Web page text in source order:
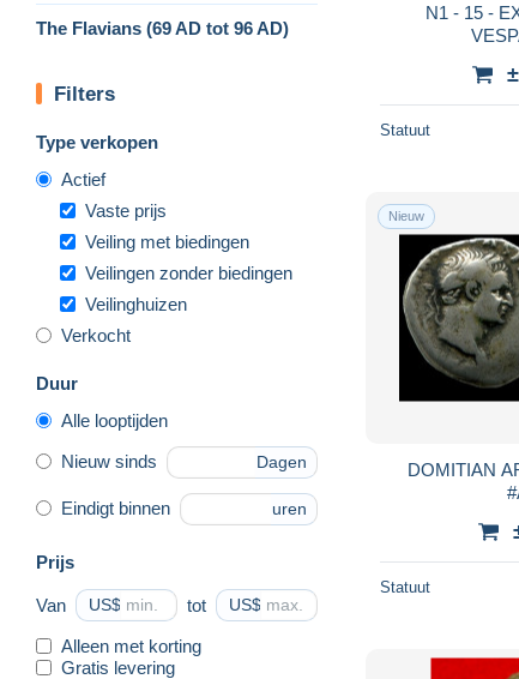
The Flavians (69 AD tot 96 AD)
Filters
Type verkopen
Actief
Vaste prijs
Veiling met biedingen
Veilingen zonder biedingen
Veilinghuizen
Verkocht
Duur
Alle looptijden
Nieuw sinds Dagen
Eindigt binnen uren
Prijs
Van US$ tot US$
Alleen met korting
Gratis levering
N1 - 15 - EXCELENTE - AS DE -
Statuut
Nieuw
DOMITIAN
Statuut